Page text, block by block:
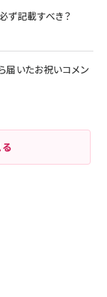
ず記載すべき？
届いたお祝いコメン